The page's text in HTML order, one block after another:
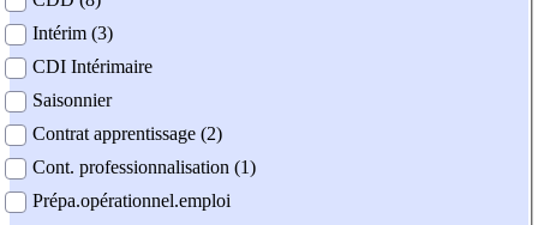
Intérim (3)
CDI Intérimaire
Saisonnier
Contrat apprentissage (2)
Cont. professionnalisation (1)
Prépa.opérationnel.emploi